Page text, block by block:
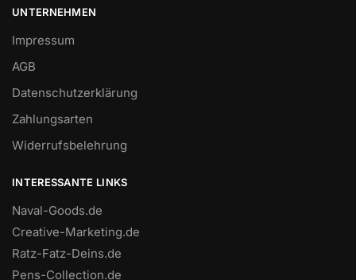
UNTERNEHMEN
Impressum
AGB
Datenschutzerklärung
Zahlungsarten
Widerrufsbelehrung
INTERESSANTE LINKS
Naval-Goods.de
Creative-Marketing.de
Ratz-Fatz-Deins.de
Pens-Collection.de